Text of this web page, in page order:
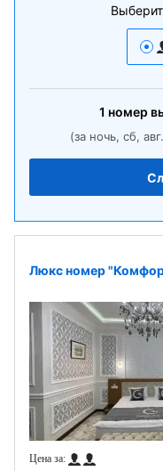
1 номер
(за ночь, сб,
Люкс номер